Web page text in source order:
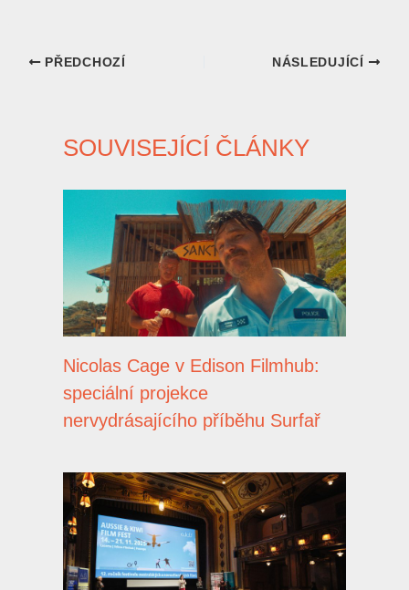
PŘEDCHOZÍ NÁSLEDUJÍCÍ
SOUVISEJÍCÍ ČLÁNKY
Nicolas Cage v Edison Filmhub:
speciální projekce
nervydrásajícího příběhu Surfař